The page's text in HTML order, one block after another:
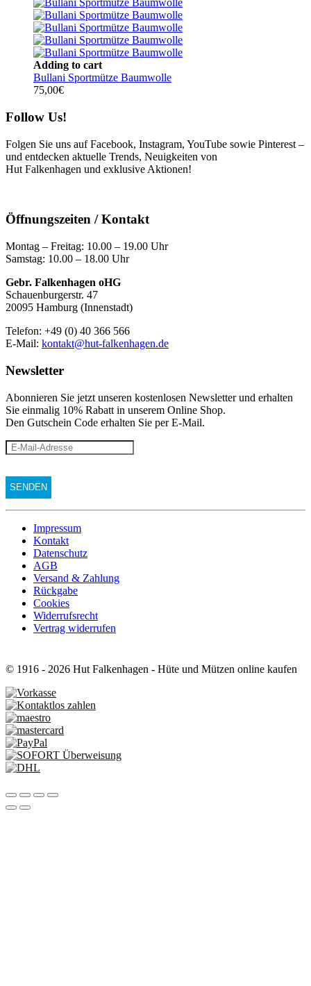
Adding to cart
Bullani Sportmütze Baumwolle
75,00€
Follow Us!
Folgen Sie uns auf Facebook, Instagram, YouTube sowie Pinterest –
und entdecken aktuelle Trends, Neuigkeiten von
Hut Falkenhagen und exklusive Aktionen!
Öffnungszeiten / Kontakt
Montag – Freitag: 10.00 – 19.00 Uhr
Samstag: 10.00 – 18.00 Uhr
Gebr. Falkenhagen oHG
Schauenburgerstr. 47
20095 Hamburg (Innenstadt)
Telefon: +49 (0) 40 366 566
E-Mail: kontakt@hut-falkenhagen.de
Newsletter
Abonnieren Sie jetzt unseren kostenlosen Newsletter und erhalten
Sie einmalig 10% Rabatt in unserem Online Shop.
Den Gutschein Code erhalten Sie per E-Mail.
Impressum
Kontakt
Datenschutz
AGB
Versand & Zahlung
Rückgabe
Cookies
Widerrufsrecht
Vertrag widerrufen
© 1916 - 2026 Hut Falkenhagen - Hüte und Mützen online kaufen